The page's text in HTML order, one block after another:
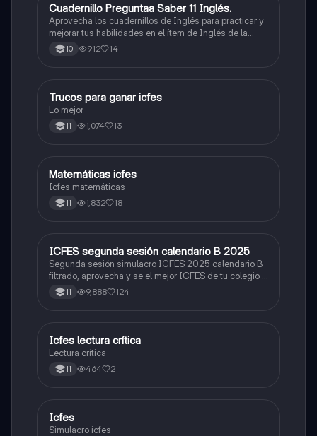
ICFES: Inglés
Cuadernillo Preguntaa Saber 11 Inglés.
Aprovecha los cuadernillos de Inglés para practicar y
mejorar tus habilidades en el ítem de Inglés de la
Prueba Saber 11. 🫡
10 912 14
Química
Trucos para ganar icfes
Lo mejor
11 1,074 13
ICFES: Matemáticas
Matemáticas icfes
Icfes matemáticas
11 1,832 18
ICFES: Lectura Crítica
ICFES segunda sesión calendario B 2025
Segunda sesión simulacro ICFES 2025 calendario B
filtrado, aprovecha y se el mejor ICFES de tu colegio y
poder ingresar a universidad, y estudiar aquella
carrera con la que tanto sueñas.
11 9,888 124
Lengua Castellana
Icfes lectura crítica
Lectura crítica
11 464 2
ICFES: Sociales y Ciudadanas
Icfes
Simulacro icfes